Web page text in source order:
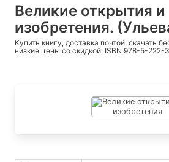
Великие открытия и
изобретения.
Купить книгу, доставка почтой, скачать
низкие цены со скидкой, ISBN 978-5-222-